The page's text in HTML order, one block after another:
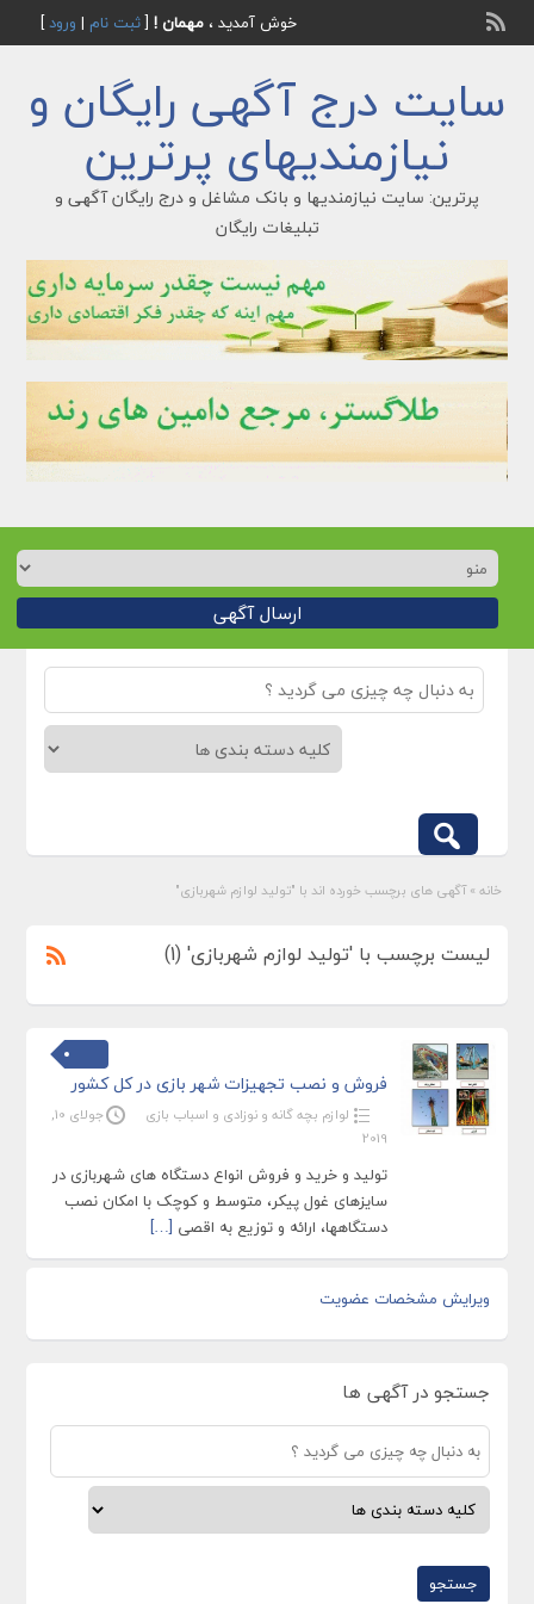
خوش آمدید ، مهمان ![ثبت نام | ورود]
سایت درج آگهی رایگان و
نیازمندیهای پرترین
پرترین: سایت نیازمندیها و بانک مشاغل و درج رایگان آگهی و
تبلیغات رایگان
ارسال آگهی
خانه » آگهی های برچسب خورده اند با "تولید لوازم شهربازی"
لیست برچسب با 'تولید لوازم شهربازی' (1)
فروش و نصب تجهیزات شهر بازی در کل کشور
لوازم بچه گانه و نوزادی و اسباب بازی
جولای 10,
2019
تولید و خرید و فروش انواع دستگاه های شهربازی در
سایزهای غول پیکر، متوسط و کوچک با امکان نصب
دستگاهها، ارائه و توزیع به اقصی […]
ویرایش مشخصات عضویت
جستجو در آگهی ها